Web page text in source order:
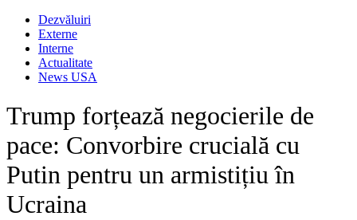
Dezvăluiri
Externe
Interne
Actualitate
News USA
Trump forțează negocierile de
pace: Convorbire crucială cu
Putin pentru un armistițiu în
Ucraina